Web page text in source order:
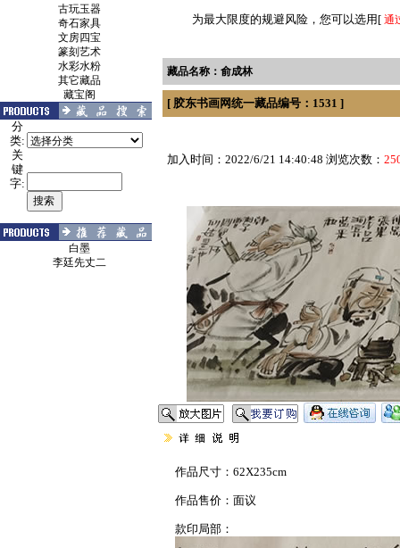
古玩玉器
奇石家具
文房四宝
篆刻艺术
水彩水粉
其它藏品
藏宝阁
分
类:
关
键
字:
白墨
李廷先丈二
为最大限度的规避风险，您可以选用[ 通
藏品名称：俞成林
[ 胶东书画网统一藏品编号：1531 ]
加入时间：2022/6/21 14:40:48 浏览次数：
作品尺寸：62X235cm
作品售价：面议
款印局部：